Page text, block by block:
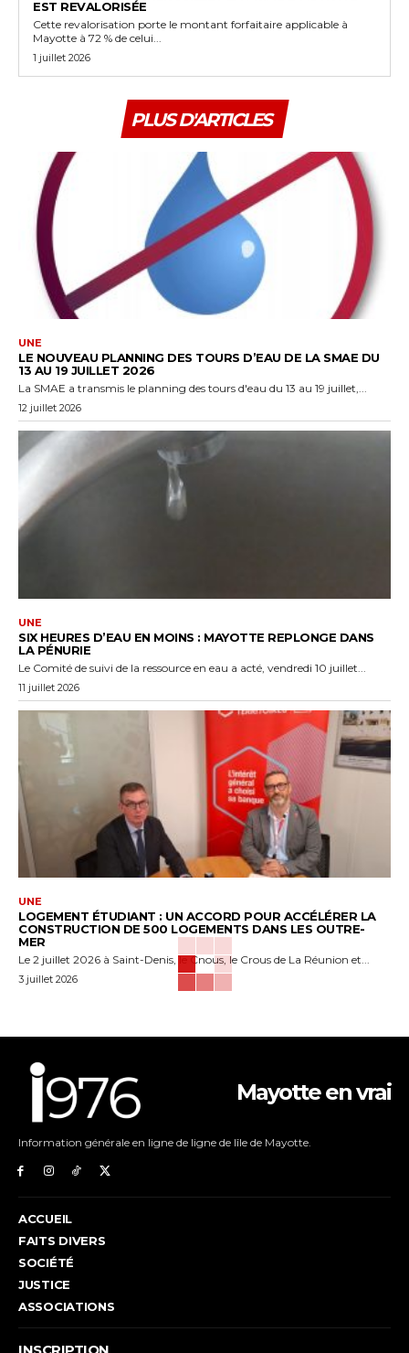
EST REVALORISÉE
Cette revalorisation porte le montant forfaitaire applicable à
Mayotte à 72 % de celui...
1 juillet 2026
PLUS D'ARTICLES
UNE
LE NOUVEAU PLANNING DES TOURS D’EAU DE LA SMAE DU
13 AU 19 JUILLET 2026
La SMAE a transmis le planning des tours d'eau du 13 au 19 juillet,...
12 juillet 2026
UNE
SIX HEURES D’EAU EN MOINS : MAYOTTE REPLONGE DANS
LA PÉNURIE
Le Comité de suivi de la ressource en eau a acté, vendredi 10 juillet...
11 juillet 2026
UNE
LOGEMENT ÉTUDIANT : UN ACCORD POUR ACCÉLÉRER LA
CONSTRUCTION DE 500 LOGEMENTS DANS LES OUTRE-
MER
Le 2 juillet 2026 à Saint-Denis, le Cnous, le Crous de La Réunion et...
3 juillet 2026
Mayotte en vrai
Information générale en ligne de ligne de lîle de Mayotte.
ACCUEIL
FAITS DIVERS
SOCIÉTÉ
JUSTICE
ASSOCIATIONS